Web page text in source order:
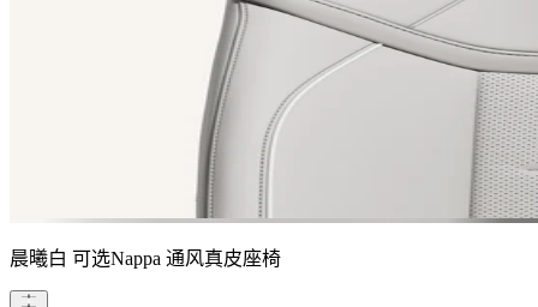
晨曦白 可选Nappa 通风真皮座椅